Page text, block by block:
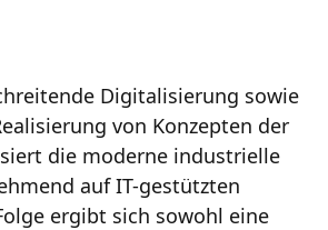
Digitalisierung sowie
von Konzepten der
die moderne industrielle
auf IT-gestützten
ergibt sich sowohl eine